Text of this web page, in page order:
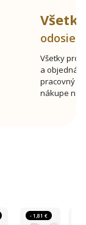
Všetky
a
pracovný
nákupe nad
- 1,81 €